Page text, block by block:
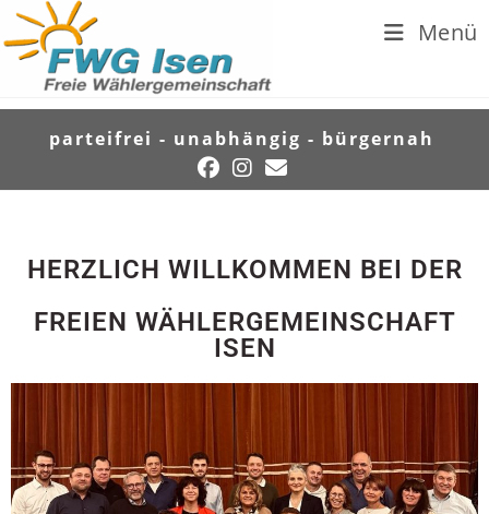
parteifrei - unabhängig - bürgernah
Menü
HERZLICH WILLKOMMEN BEI DER
FREIEN WÄHLERGEMEINSCHAFT
ISEN